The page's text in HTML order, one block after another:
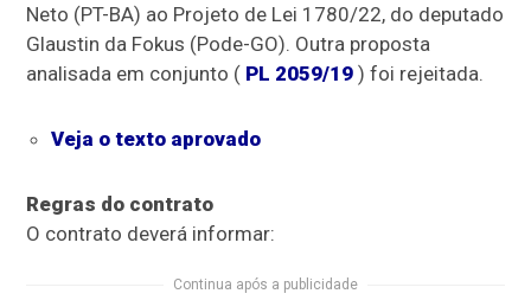
Neto (PT-BA) ao Projeto de Lei 1780/22, do deputado
Glaustin da Fokus (Pode-GO). Outra proposta
analisada em conjunto ( PL 2059/19 ) foi rejeitada.
Veja o texto aprovado
Regras do contrato
O contrato deverá informar:
Continua após a publicidade